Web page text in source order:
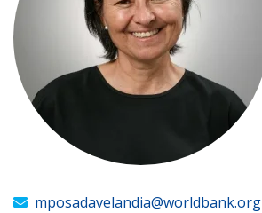
mposadavelandia@worldbank.org